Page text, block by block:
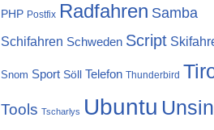
PHP Postfix Radfahren Samba
Schifahren Schweden Script
Snom Sport Söll Telefon Thunderbird
Tools Tscharlys Ubuntu